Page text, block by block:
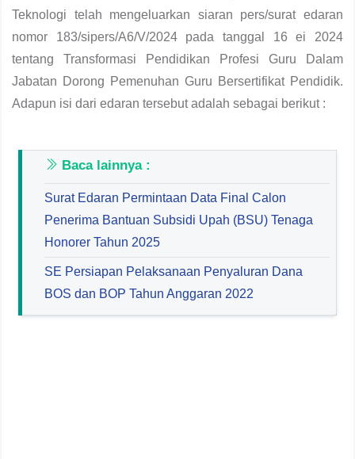
Teknologi telah mengeluarkan siaran pers/surat edaran
nomor 183/sipers/A6/V/2024 pada tanggal 16 ei 2024
tentang Transformasi Pendidikan Profesi Guru Dalam
Jabatan Dorong Pemenuhan Guru Bersertifikat Pendidik.
Adapun isi dari edaran tersebut adalah sebagai berikut :
Baca lainnya :
Surat Edaran Permintaan Data Final Calon
Penerima Bantuan Subsidi Upah (BSU) Tenaga
Honorer Tahun 2025
SE Persiapan Pelaksanaan Penyaluran Dana
BOS dan BOP Tahun Anggaran 2022